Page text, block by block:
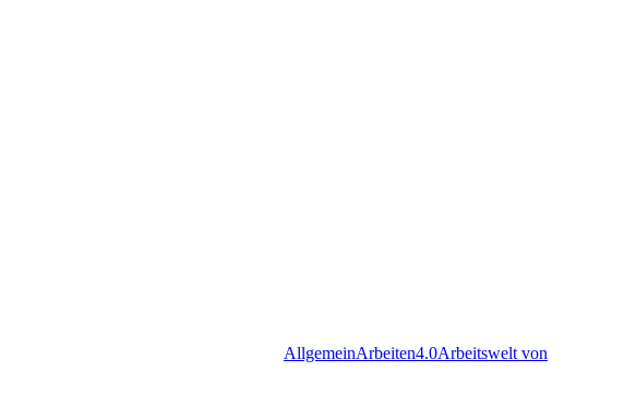
AllgemeinArbeiten4.0Arbeitswelt von